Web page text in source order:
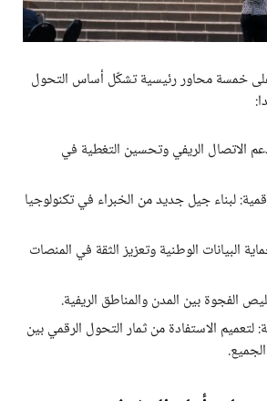
خمسة محاور رئيسية تشكّل أساس التحول
الاتصال الريفي وتحسين التغطية في
لبناء جيل جديد من الخبراء في تكنولوجيا
البيانات الوطنية وتعزيز الثقة في المنصات
الفجوة بين المدن والمناطق الريفية.
لتعميم الاستفادة من ثمار التحول الرقمي بين